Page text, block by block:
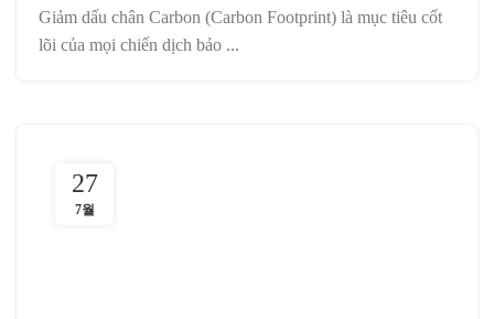
Giảm dấu chân Carbon (Carbon Footprint) là mục tiêu cốt
lõi của mọi chiến dịch bảo ...
27
7월